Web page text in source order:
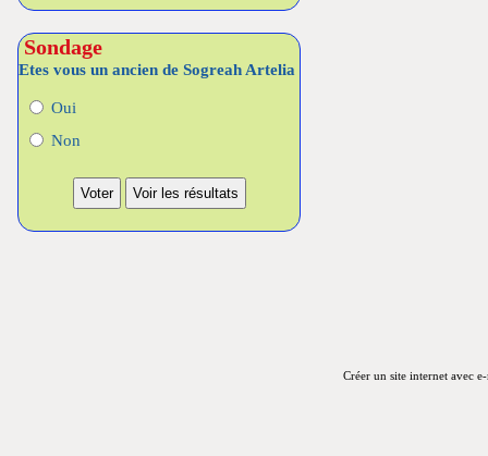
Sondage
Etes vous un ancien de Sogreah Artelia
Oui
Non
Créer un site internet avec